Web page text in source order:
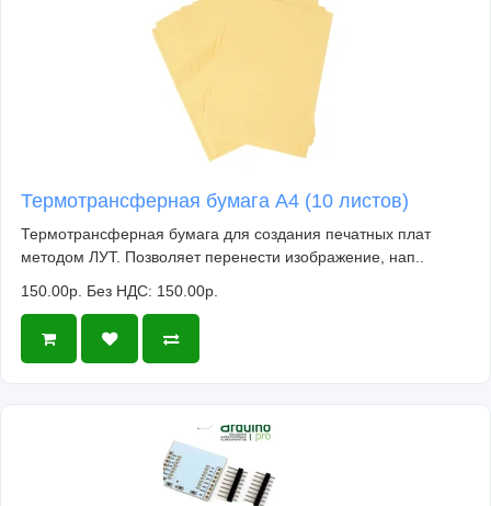
Термотрансферная бумага А4 (10 листов)
Термотрансферная бумага для создания печатных плат
методом ЛУТ. Позволяет перенести изображение, нап..
150.00р. Без НДС: 150.00р.